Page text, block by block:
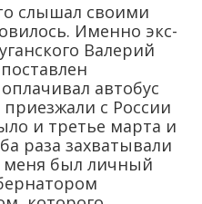
слышал своими
Именно экс-
Валерий
автобус
с России
и третье марта и
раза захватывали
был личный